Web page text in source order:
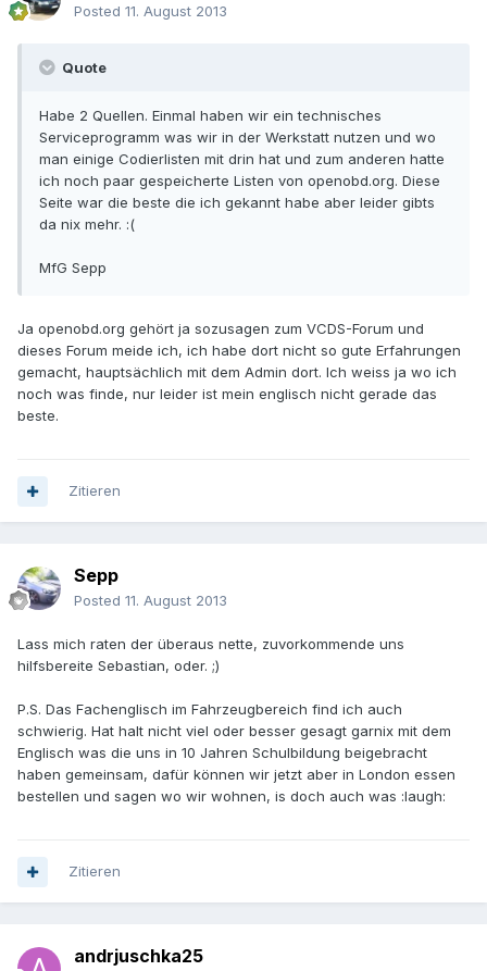
Posted 11. August 2013
Quote
Habe 2 Quellen. Einmal haben wir ein technisches
Serviceprogramm was wir in der Werkstatt nutzen und wo
man einige Codierlisten mit drin hat und zum anderen hatte
ich noch paar gespeicherte Listen von openobd.org. Diese
Seite war die beste die ich gekannt habe aber leider gibts
da nix mehr. :(
MfG Sepp
Ja openobd.org gehört ja sozusagen zum VCDS-Forum und
dieses Forum meide ich, ich habe dort nicht so gute Erfahrungen
gemacht, hauptsächlich mit dem Admin dort. Ich weiss ja wo ich
noch was finde, nur leider ist mein englisch nicht gerade das
beste.
Zitieren
Sepp
Posted 11. August 2013
Lass mich raten der überaus nette, zuvorkommende uns
hilfsbereite Sebastian, oder. ;)
P.S. Das Fachenglisch im Fahrzeugbereich find ich auch
schwierig. Hat halt nicht viel oder besser gesagt garnix mit dem
Englisch was die uns in 10 Jahren Schulbildung beigebracht
haben gemeinsam, dafür können wir jetzt aber in London essen
bestellen und sagen wo wir wohnen, is doch auch was :laugh:
Zitieren
andrjuschka25